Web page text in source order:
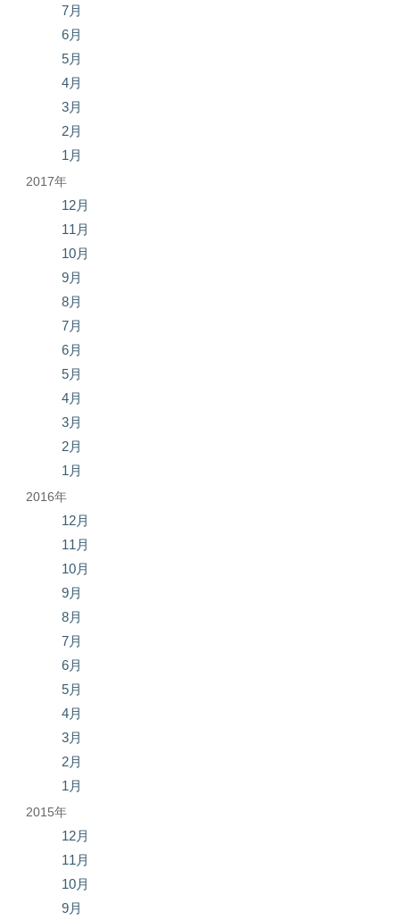
7月
6月
5月
4月
3月
2月
1月
2017年
12月
11月
10月
9月
8月
7月
6月
5月
4月
3月
2月
1月
2016年
12月
11月
10月
9月
8月
7月
6月
5月
4月
3月
2月
1月
2015年
12月
11月
10月
9月